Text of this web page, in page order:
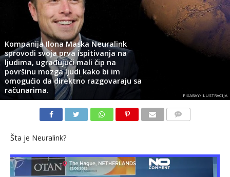
Kompanija Ilona Maska Neuralink
sprovodi svoja prva ispitivanja na
ljudima, ugrađujući mali čip na
površinu mozga ljudi kako bi im
omogućio da direktno razgovaraju sa
računarima.
PIXABAY/ILUSTRACIJA
Šta je Neuralink?